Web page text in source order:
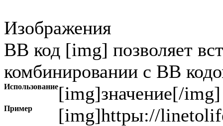
Изображения
BB код [img] позволяет
комбинировании с BB
Использование[img]значение[/img]
Пример
[img]httpы://